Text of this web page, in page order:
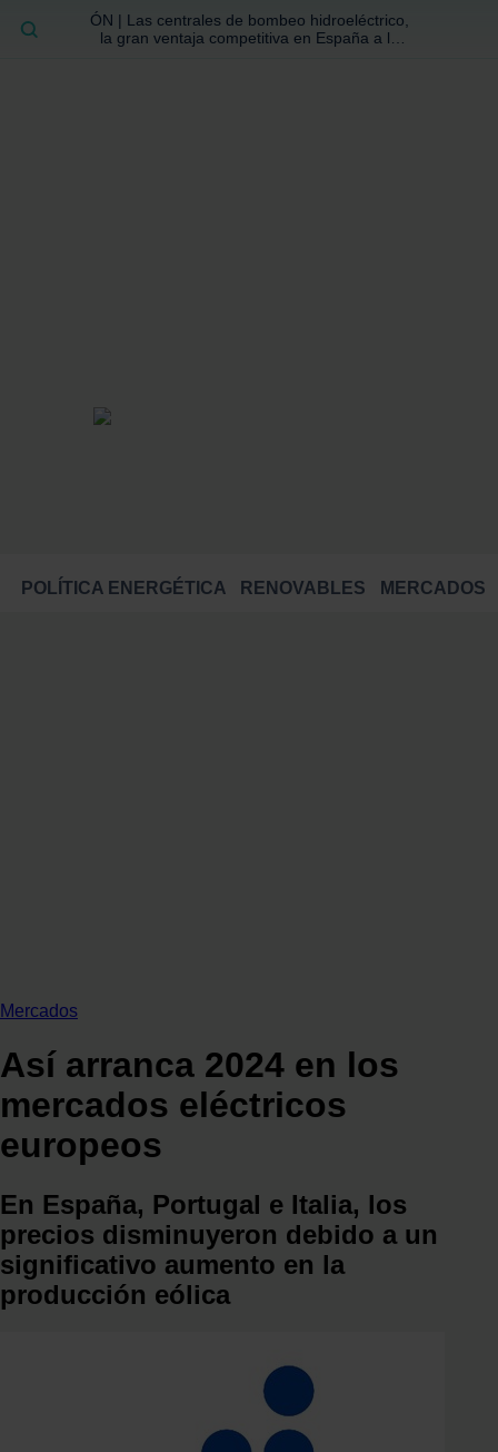
ÓN | Las centrales de bombeo hidroeléctrico,
la gran ventaja competitiva en España a la
POLÍTICA ENERGÉTICA RENOVABLES MERCADOS
BUSCAR
Mercados
Así arranca 2024 en los
mercados eléctricos
europeos
En España, Portugal e Italia, los
precios disminuyeron debido a un
significativo aumento en la
producción eólica